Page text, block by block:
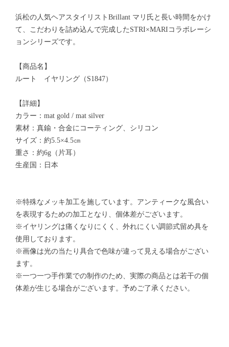
浜松の人気ヘアスタイリストBrillant マリ氏と長い時間をかけ
て、こだわりを詰め込んで完成したSTRI×MARIコラボレーシ
ョンシリーズです。
【商品名】
ルート イヤリング（S1847）
【詳細】
カラー：mat gold / mat silver
素材：真鍮・合金にコーティング、シリコン
サイズ：約5.5×4.5㎝
重さ：約6g（片耳）
生産国：日本
※特殊なメッキ加工を施しています。アンティークな風合い
を表現するための加工となり、個体差がございます。
※イヤリングは痛くなりにくく、外れにくい調節式留め具を
使用しております。
※画像は光の当たり具合で色味が違って見える場合がござい
ます。
※一つ一つ手作業での制作のため、実際の商品とは若干の個
体差が生じる場合がございます。予めご了承ください。